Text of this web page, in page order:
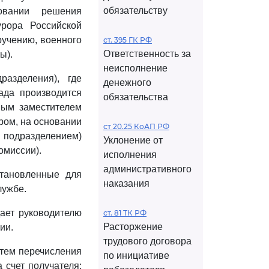
решения
Российской
военного
где
производится
заместителем
на основании
для
руководителю
перечисления
получателя;
обязательству
ст. 395 ГК РФ
Ответственность за
неисполнение
денежного
обязательства
ст 20.25 КоАП РФ
Уклонение от
исполнения
административного
наказания
ст. 81 ТК РФ
Расторжение
трудового договора
по инициативе